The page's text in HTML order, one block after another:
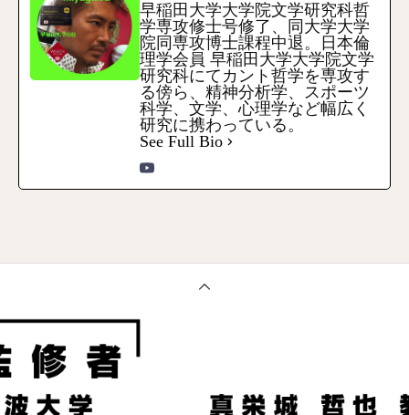
早稲田大学大学院文学研究科哲
学専攻修士号修了、同大学大学
院同専攻博士課程中退。日本倫
理学会員 早稲田大学大学院文学
研究科にてカント哲学を専攻す
る傍ら、精神分析学、スポーツ
科学、文学、心理学など幅広く
研究に携わっている。
See Full Bio